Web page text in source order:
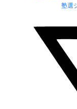
塾選